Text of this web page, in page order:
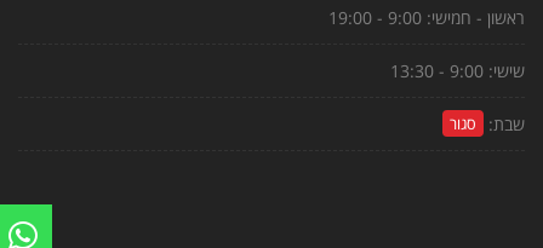
ראשון - חמישי: 9:00 - 19:00
שישי: 9:00 - 13:30
שבת: סגור